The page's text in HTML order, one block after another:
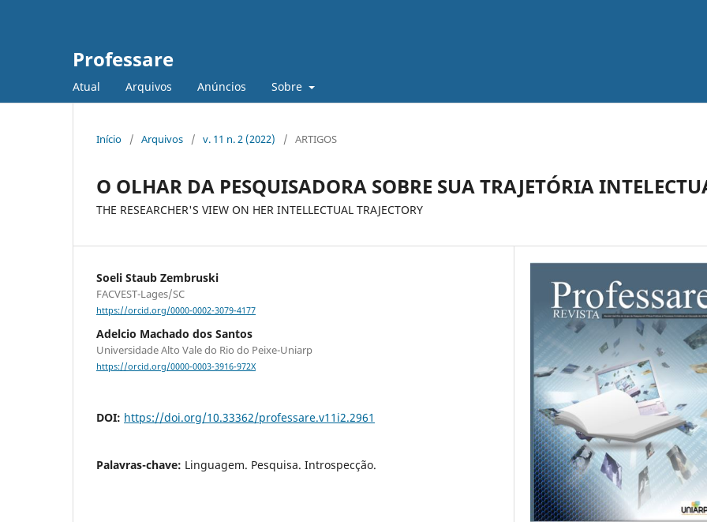
Professare
Atual Arquivos Anúncios Sobre
Início / Arquivos / v. 11 n. 2 (2022) / ARTIGOS
O OLHAR DA PESQUISADORA SOBRE SUA TRAJETÓRIA
THE RESEARCHER'S VIEW ON HER INTELLECTUAL TRAJECTORY
Soeli Staub Zembruski
FACVEST-Lages/SC
https://orcid.org/0000-0002-3079-4177
Adelcio Machado dos Santos
Universidade Alto Vale do Rio do Peixe-Uniarp
https://orcid.org/0000-0003-3916-972X
DOI: https://doi.org/10.33362/professare.v11i2.2961
Palavras-chave: Linguagem. Pesquisa. Introspecção.